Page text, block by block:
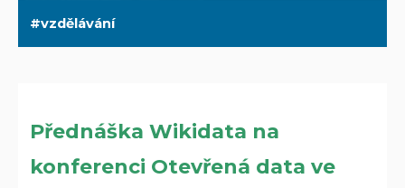
vzdělávání
Přednáška Wikidata na
konferenci Otevřená data ve